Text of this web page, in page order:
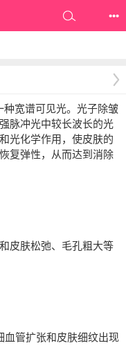
•••
宽谱可见光。光子除皱
脉冲光中较长波长的光
光化学作用，使皮肤的
复弹性，从而达到消除
皮肤松弛、毛孔粗大等
血管扩张和皮肤细纹出现